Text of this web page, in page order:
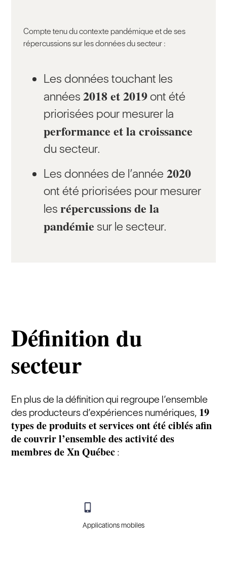
Compte tenu du contexte pandémique et de ses
répercussions sur les données du secteur :
Les données touchant les
années 2018 et 2019ont été
priorisées pour mesurer la
performance et la croissance
du secteur.
Les données de l’année 2020
ont été priorisées pour mesurer
les répercussions de la
pandémie sur le secteur.
Définition du
secteur
En plus de la définition qui regroupe l’ensemble
des producteurs d’expériences numériques, 19
types de produits et services ont été ciblés afin
de couvrir l’ensemble des activité des
membres de Xn Québec :
Applications mobiles